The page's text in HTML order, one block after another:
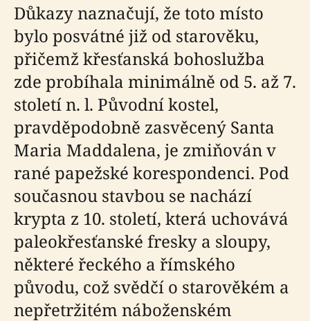
Důkazy naznačují, že toto místo
bylo posvátné již od starověku,
přičemž křesťanská bohoslužba
zde probíhala minimálně od 5. až 7.
století n. l. Původní kostel,
pravděpodobně zasvěcený Santa
Maria Maddalena, je zmiňován v
rané papežské korespondenci. Pod
současnou stavbou se nachází
krypta z 10. století, která uchovává
paleokřesťanské fresky a sloupy,
některé řeckého a římského
původu, což svědčí o starověkém a
nepřetržitém náboženském